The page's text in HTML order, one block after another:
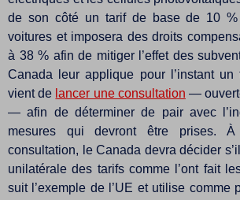
de son côté un tarif de base de 10
voitures et imposera des droits
à 38 % afin de mitiger l’effet des
Canada leur applique pour l’instant
vient de lancer une consultation —
— afin de déterminer de pair avec
mesures qui devront être prises.
consultation, le Canada devra décider
unilatérale des tarifs comme l’ont fait
suit l’exemple de l’UE et utilise comme